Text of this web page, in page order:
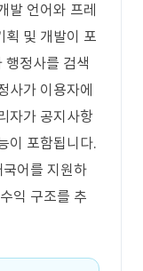
발 언어와 프레
획 및 개발이 포
행정사를 검색
사가 이용자에
자가 공지사항
이 포함됩니다.
어를 지원하
익 구조를 추